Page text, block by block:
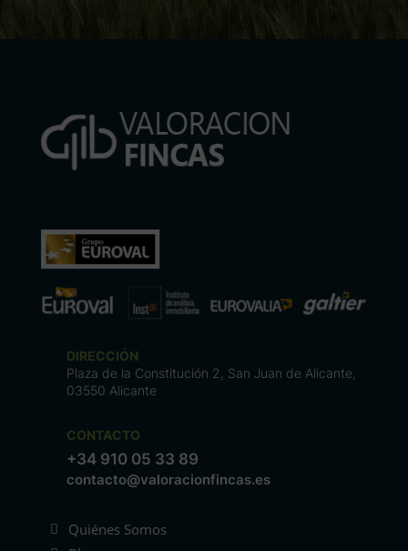
DIRECCIÓN
Plaza de la Constitución 2, San Juan de Alicante,
03550 Alicante
CONTACTO
+34 910 05 33 89
contacto@valoracionfincas.es
Quiénes Somos